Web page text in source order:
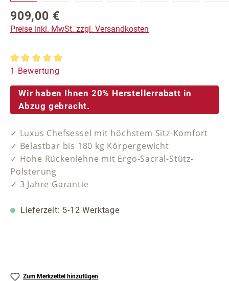
Regulärer Preis:
909,00 €
Preise inkl. MwSt. zzgl. Versandkosten
Durchschnittliche Bewertung von 5 von 5 Sternen
1 Bewertung
Wir haben Ihnen 20% Herstellerrabatt in
Abzug gebracht.
✓ Luxus Chefsessel mit höchstem Sitz-Komfort
✓ Belastbar bis 180 kg Körpergewicht
✓ Hohe Rückenlehne mit Ergo-Sacral-Stütz-
Polsterung
✓ 3 Jahre Garantie
Lieferzeit: 5-12 Werktage
Zum Merkzettel hinzufügen